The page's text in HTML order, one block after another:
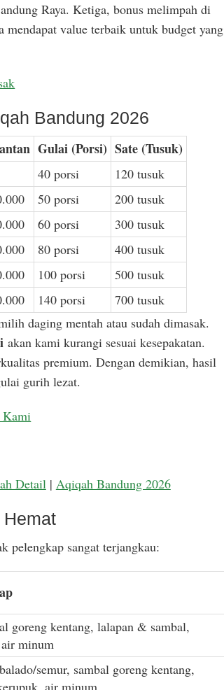
Raya. Ketiga, bonus melimpah di
mendapat value terbaik untuk budget yang
Bandung 2026
Gulai (Porsi) Sate (Tusuk)
40 porsi
120 tusuk
50 porsi
200 tusuk
60 porsi
300 tusuk
80 porsi
400 tusuk
100 porsi
500 tusuk
140 porsi 700 tusuk
daging mentah atau sudah dimasak.
akan kami kurangi sesuai kesepakatan.
premium. Dengan demikian, hasil
gurih lezat.
Kami
Detail| Aqiqah Bandung 2026
pelengkap sangat terjangkau:
goreng kentang, lalapan & sambal,
minum
semur, sambal goreng kentang,
air minum